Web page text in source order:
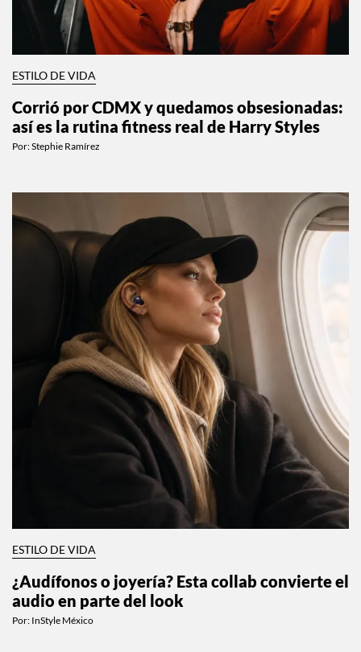
ESTILO DE VIDA
Corrió por CDMX y quedamos obsesionadas:
así es la rutina fitness real de Harry Styles